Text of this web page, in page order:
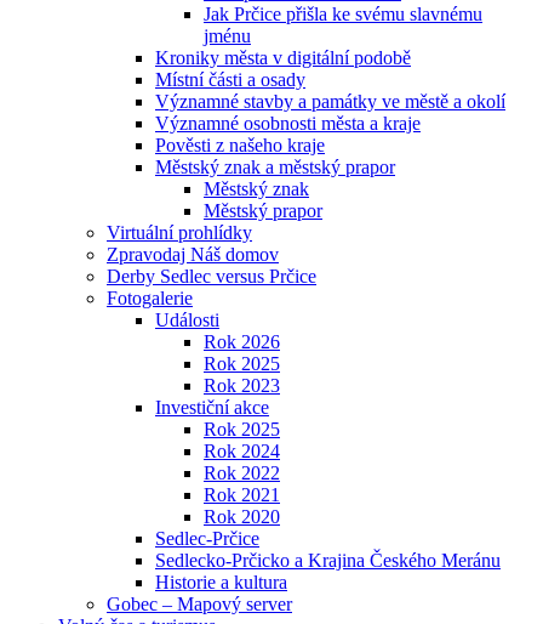
Jak Prčice přišla ke svému slavnému
jménu
Kroniky města v digitální podobě
Místní části a osady
Významné stavby a památky ve městě a okolí
Významné osobnosti města a kraje
Pověsti z našeho kraje
Městský znak a městský prapor
Městský znak
Městský prapor
Virtuální prohlídky
Zpravodaj Náš domov
Derby Sedlec versus Prčice
Fotogalerie
Události
Rok 2026
Rok 2025
Rok 2023
Investiční akce
Rok 2025
Rok 2024
Rok 2022
Rok 2021
Rok 2020
Sedlec-Prčice
Sedlecko-Prčicko a Krajina Českého Meránu
Historie a kultura
Gobec – Mapový server